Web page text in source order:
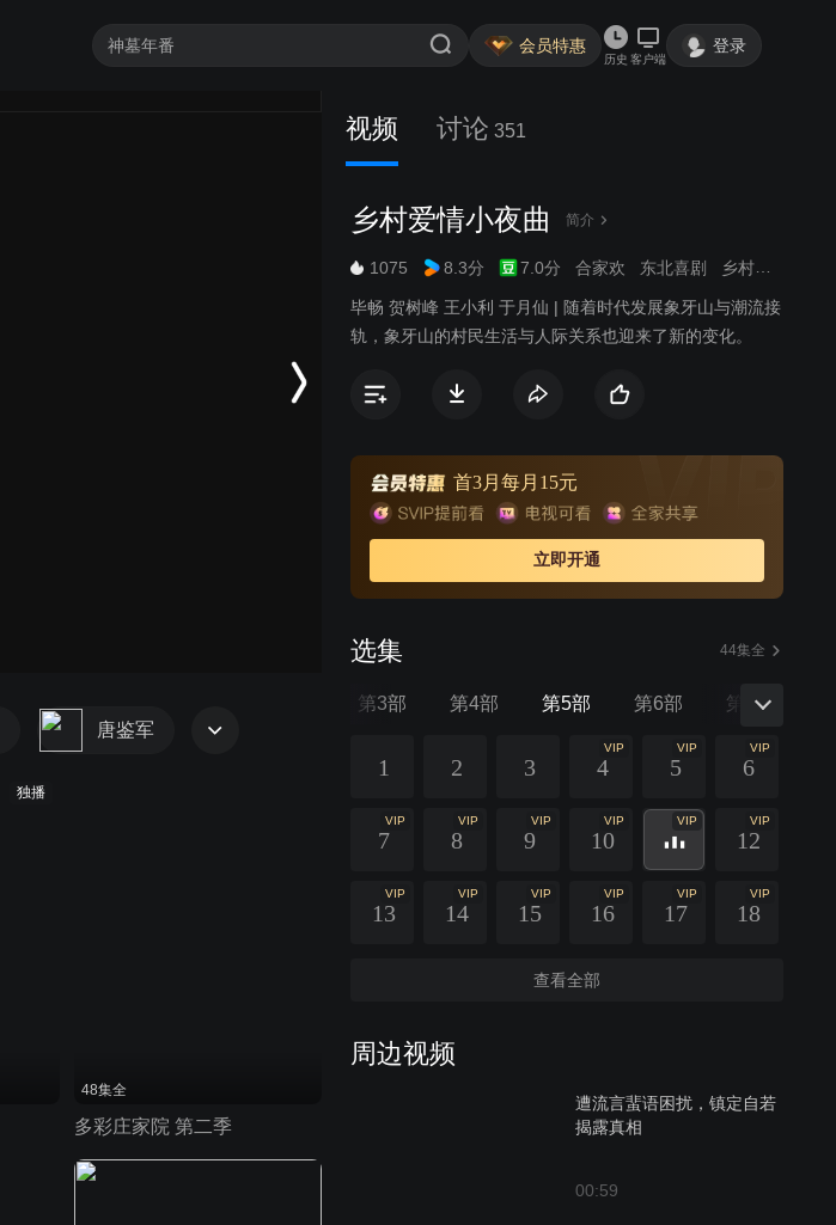
会员特惠
历史 客户端
登录
视频 讨论 351
乡村爱情小夜曲 简介
1075 8.3分 7.0分 合家欢 东北喜剧 乡村生活
毕畅 贺树峰 王小利 于月仙 | 随着时代发展象牙山与潮流接
轨，象牙山的村民生活与人际关系也迎来了新的变化。
首3月每月15元
立即开通
选集 44集全
第3部 第4部 第5部 第6部 第7部
1 2 3
VIP
4
VIP
5
VIP
6
VIP
7
VIP
8
VIP
9
VIP
10
VIP VIP
12
VIP
13
VIP
14
VIP
15
VIP
16
VIP
17
VIP
18
查看全部
周边视频
遭流言蜚语困扰，镇定自若
揭露真相
00:59
唐鉴军
独播
48集全
多彩庄家院 第二季